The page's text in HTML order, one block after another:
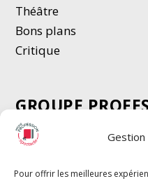
Gestion
Pour offrir les meilleures
Théâtre
Bons plans
Critique
GROUPE
Chèque Intermittents
Chèque Compta